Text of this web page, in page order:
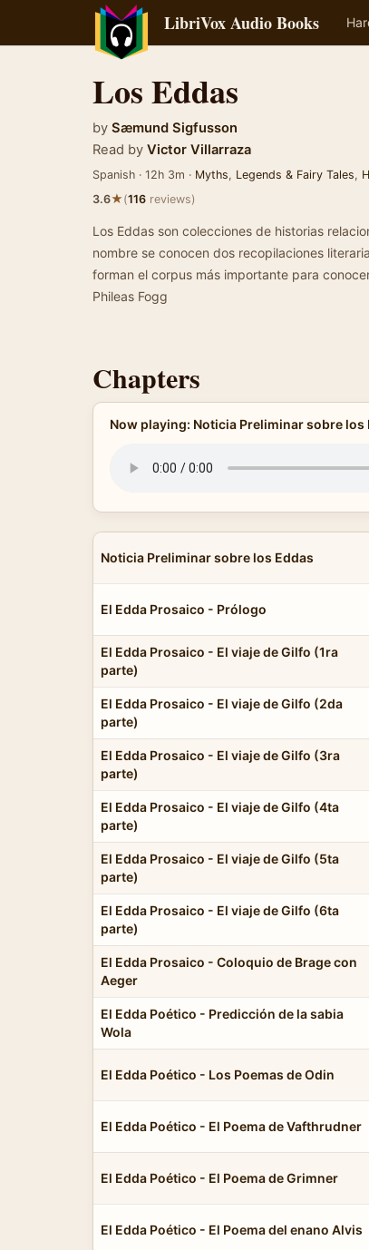
LibriVox Audio Books
Los Eddas
by Sæmund Sigfusson
Read by Victor Villarraza
Spanish · 12h 3m · Myths, Legends & Fairy Tales,
3.6★(116 reviews)
Los Eddas son colecciones de historias
nombre se conocen dos recopilaciones
forman el corpus más importante para
Phileas Fogg
Chapters
Now playing: Noticia Preliminar sobre los
Noticia Preliminar sobre los Eddas
El Edda Prosaico - Prólogo
El Edda Prosaico - El viaje de Gilfo (1ra
parte)
El Edda Prosaico - El viaje de Gilfo (2da
parte)
El Edda Prosaico - El viaje de Gilfo (3ra
parte)
El Edda Prosaico - El viaje de Gilfo (4ta
parte)
El Edda Prosaico - El viaje de Gilfo (5ta
parte)
El Edda Prosaico - El viaje de Gilfo (6ta
parte)
El Edda Prosaico - Coloquio de Brage con
Aeger
El Edda Poético - Predicción de la sabia
Wola
El Edda Poético - Los Poemas de Odin
El Edda Poético - El Poema de Vafthrudner
El Edda Poético - El Poema de Grimner
El Edda Poético - El Poema del enano Alvis